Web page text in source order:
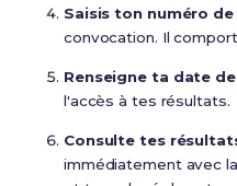
Saisis ton numéro
convocation. Il
Renseigne ta date
l'accès à tes résultats.
Consulte tes
immédiatement avec